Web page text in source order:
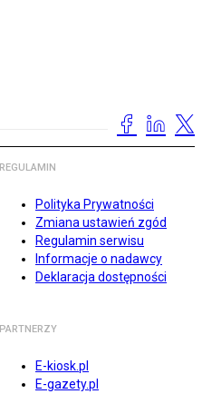
REGULAMIN
Polityka Prywatności
Zmiana ustawień zgód
Regulamin serwisu
Informacje o nadawcy
Deklaracja dostępności
PARTNERZY
E-kiosk.pl
E-gazety.pl